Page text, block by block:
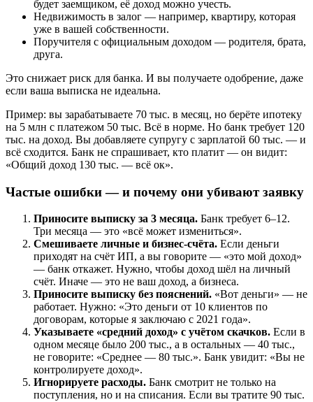
будет заемщиком, её доход можно учесть.
Недвижимость в залог — например, квартиру, которая
уже в вашей собственности.
Поручителя с официальным доходом — родителя, брата,
друга.
Это снижает риск для банка. И вы получаете одобрение, даже
если ваша выписка не идеальна.
Пример: вы зарабатываете 70 тыс. в месяц, но берёте ипотеку
на 5 млн с платежом 50 тыс. Всё в норме. Но банк требует 120
тыс. на доход. Вы добавляете супругу с зарплатой 60 тыс. — и
всё сходится. Банк не спрашивает, кто платит — он видит:
«Общий доход 130 тыс. — всё ок».
Частые ошибки — и почему они убивают заявку
Приносите выписку за 3 месяца. Банк требует 6–12.
Три месяца — это «всё может измениться».
Смешиваете личные и бизнес-счёта. Если деньги
приходят на счёт ИП, а вы говорите — «это мой доход»
— банк откажет. Нужно, чтобы доход шёл на личный
счёт. Иначе — это не ваш доход, а бизнеса.
Приносите выписку без пояснений. «Вот деньги» — не
работает. Нужно: «Это деньги от 10 клиентов по
договорам, которые я заключаю с 2021 года».
Указываете «средний доход» с учётом скачков. Если в
одном месяце было 200 тыс., а в остальных — 40 тыс.,
не говорите: «Среднее — 80 тыс.». Банк увидит: «Вы не
контролируете доход».
Игнорируете расходы. Банк смотрит не только на
поступления, но и на списания. Если вы тратите 90 тыс.